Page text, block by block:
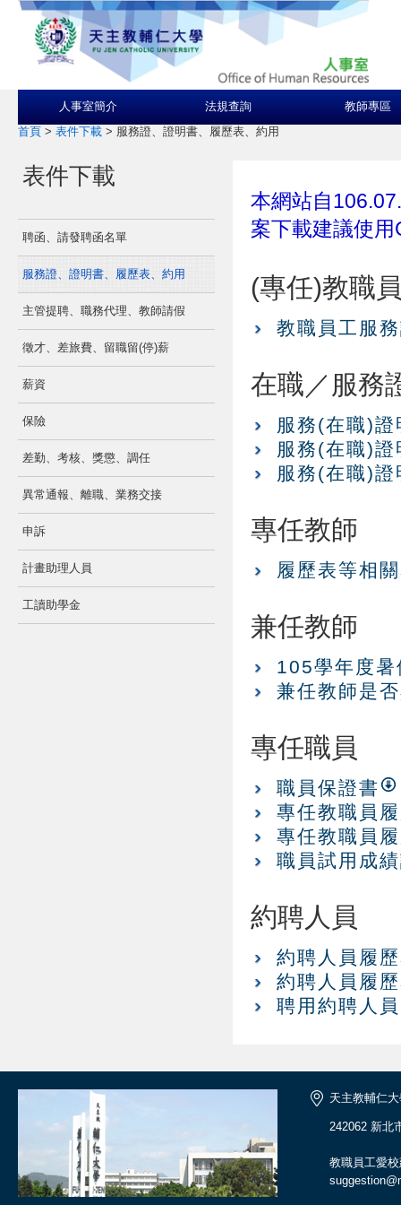
人事室簡介 法規查詢 教師專區
首頁 > 表件下載 > 服務證、證明書、履歷表、約用
表件下載
聘函、請發聘函名單
服務證、證明書、履歷表、約用
主管提聘、職務代理、教師請假
徵才、差旅費、留職留(停)薪
薪資
保險
差勤、考核、獎懲、調任
異常通報、離職、業務交接
申訴
計畫助理人員
工讀助學金
本網站自
案下載建議使
(專任)教職
教職員工服
在職／服務
服務(在職)
服務(在職)
服務(在職)
專任教師
履歷表等相
兼任教師
105學年度
兼任教師是
專任職員
職員保證書
專任教職員
專任教職員
職員試用成
約聘人員
約聘人員履
約聘人員履
聘用約聘人
天主教輔仁
242062 新北
教職員工愛